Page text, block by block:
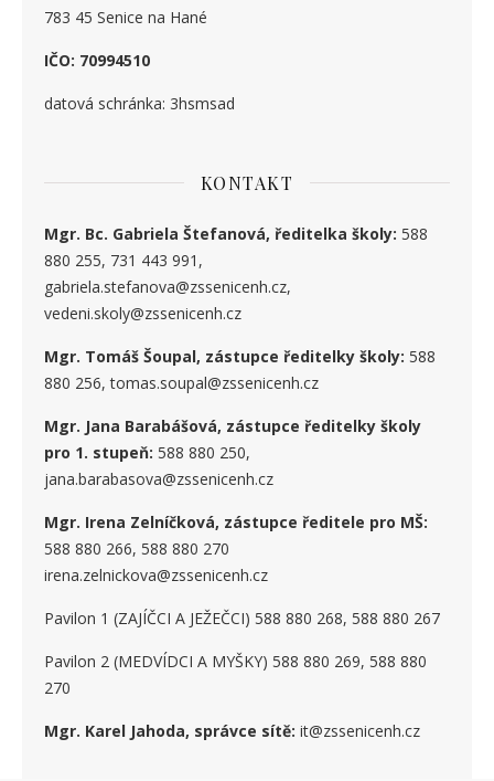
783 45 Senice na Hané
IČO: 70994510
datová schránka: 3hsmsad
KONTAKT
Mgr. Bc. Gabriela Štefanová, ředitelka školy: 588
880 255, 731 443 991,
gabriela.stefanova@zssenicenh.cz,
vedeni.skoly@zssenicenh.cz
Mgr. Tomáš Šoupal, zástupce ředitelky školy: 588
880 256, tomas.soupal@zssenicenh.cz
Mgr. Jana Barabášová, zástupce ředitelky školy
pro 1. stupeň: 588 880 250,
jana.barabasova@zssenicenh.cz
Mgr. Irena Zelníčková, zástupce ředitele pro MŠ:
588 880 266, 588 880 270
irena.zelnickova@zssenicenh.cz
Pavilon 1 (ZAJÍČCI A JEŽEČCI) 588 880 268, 588 880 267
Pavilon 2 (MEDVÍDCI A MYŠKY) 588 880 269, 588 880
270
Mgr. Karel Jahoda, správce sítě: it@zssenicenh.cz